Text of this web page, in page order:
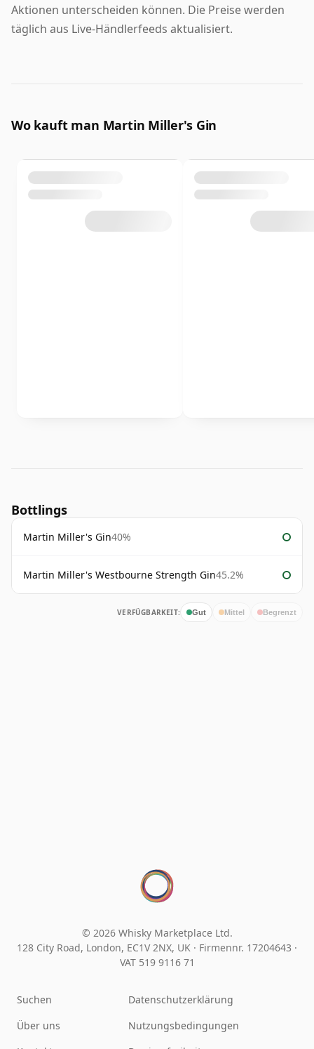
Aktionen unterscheiden können. Die Preise werden
täglich aus Live-Händlerfeeds aktualisiert.
Wo kauft man Martin Miller's Gin
Bottlings
Martin Miller's Gin40%
Martin Miller's Westbourne Strength Gin45.2%
VERFÜGBARKEIT: Gut Mittel Begrenzt
© 2026 Whisky Marketplace Ltd.
128 City Road, London, EC1V 2NX, UK · Firmennr. 17204643 ·
VAT 519 9116 71
Suchen
Über uns
Datenschutzerklärung
Nutzungsbedingungen